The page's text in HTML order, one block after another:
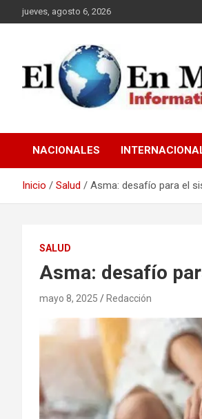
Saltar
al
jueves, agosto 6, 2026
NACIONALES
Inicio Salud Asma: desafío para el
SALUD
Asma: desafío
mayo 8, 2025 Redacción